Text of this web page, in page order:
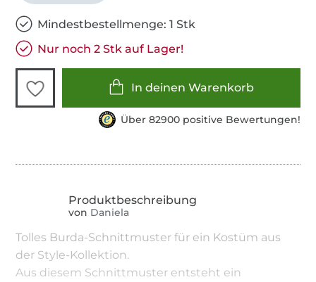
Mindestbestellmenge: 1 Stk
Nur noch 2 Stk auf Lager!
In deinen Warenkorb
Über 82900 positive Bewertungen!
von Daniela
Tolles Burda-Schnittmuster für ein Kostüm aus
der Style-Kollektion.
Aus diesem Schnittmuster entsteht ein